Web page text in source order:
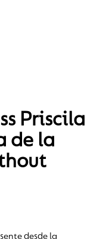
Priscila
de la
desde la